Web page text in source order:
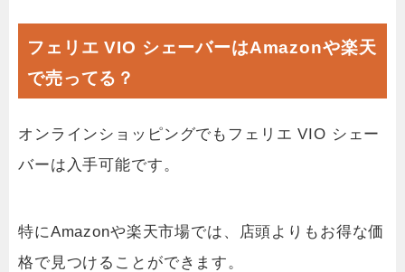
フェリエ VIO シェーバーはAmazonや楽天
で売ってる？
オンラインショッピングでもフェリエ VIO シェー
バーは入手可能です。
特にAmazonや楽天市場では、店頭よりもお得な価
格で見つけることができます。